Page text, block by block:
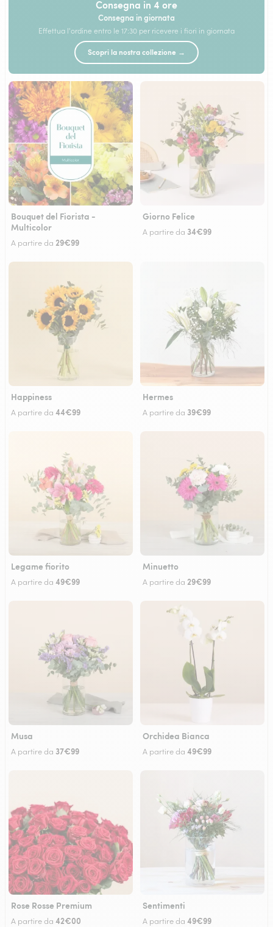
Consegna in 4 ore
Consegna in giornata
Effettua l'ordine entro le 17:30 per ricevere i fiori in giornata
Scopri la nostra collezione →
Bouquet del Fiorista -
Multicolor
A partire da 29€99
Giorno Felice
A partire da 34€99
Happiness
A partire da 44€99
Hermes
A partire da 39€99
Legame fiorito
A partire da 49€99
Minuetto
A partire da 29€99
Musa
A partire da 37€99
Orchidea Bianca
A partire da 49€99
Rose Rosse Premium
A partire da 42€00
Sentimenti
A partire da 49€99